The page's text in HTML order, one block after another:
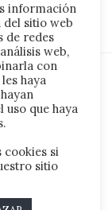
información
del sitio web
de redes
web,
con
haya
que haya
cookies si
sitio